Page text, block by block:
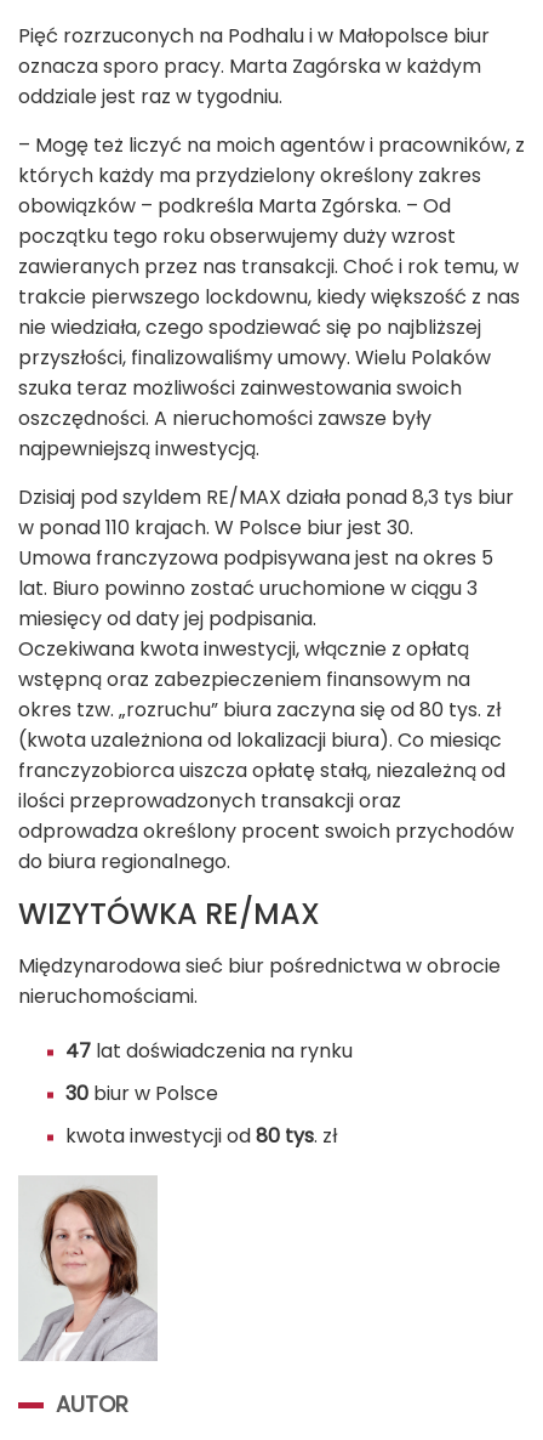
Pięć rozrzuconych na Podhalu i w Małopolsce biur
oznacza sporo pracy. Marta Zagórska w każdym
oddziale jest raz w tygodniu.
– Mogę też liczyć na moich agentów i pracowników, z
których każdy ma przydzielony określony zakres
obowiązków – podkreśla Marta Zgórska. – Od
początku tego roku obserwujemy duży wzrost
zawieranych przez nas transakcji. Choć i rok temu, w
trakcie pierwszego lockdownu, kiedy większość z nas
nie wiedziała, czego spodziewać się po najbliższej
przyszłości, finalizowaliśmy umowy. Wielu Polaków
szuka teraz możliwości zainwestowania swoich
oszczędności. A nieruchomości zawsze były
najpewniejszą inwestycją.
Dzisiaj pod szyldem RE/MAX działa ponad 8,3 tys biur
w ponad 110 krajach. W Polsce biur jest 30.
Umowa franczyzowa podpisywana jest na okres 5
lat. Biuro powinno zostać uruchomione w ciągu 3
miesięcy od daty jej podpisania.
Oczekiwana kwota inwestycji, włącznie z opłatą
wstępną oraz zabezpieczeniem finansowym na
okres tzw. „rozruchu” biura zaczyna się od 80 tys. zł
(kwota uzależniona od lokalizacji biura). Co miesiąc
franczyzobiorca uiszcza opłatę stałą, niezależną od
ilości przeprowadzonych transakcji oraz
odprowadza określony procent swoich przychodów
do biura regionalnego.
WIZYTÓWKA RE/MAX
Międzynarodowa sieć biur pośrednictwa w obrocie
nieruchomościami.
47 lat doświadczenia na rynku
30 biur w Polsce
kwota inwestycji od80 tys. zł
AUTOR